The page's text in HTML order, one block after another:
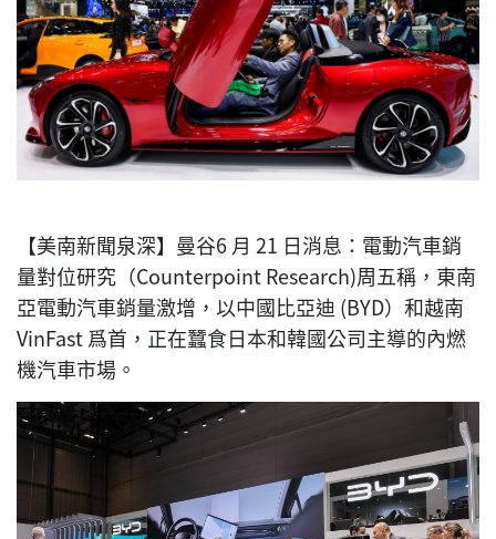
【美南新聞泉深】曼谷6 月 21 日消息：電動汽車銷
量對位研究（Counterpoint Research)周五稱，東南
亞電動汽車銷量激增，以中國比亞迪 (BYD）和越南
VinFast 爲首，正在蠶食日本和韓國公司主導的內燃
機汽車市場。